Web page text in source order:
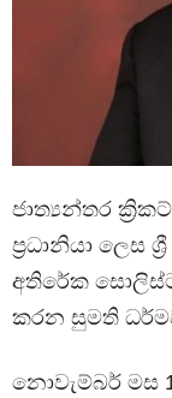
ජාත්‍යන්තර
ප්‍රධානියා ලෙස
අතිරේක
කරන සුමති
නොවැම්බර් මස 1